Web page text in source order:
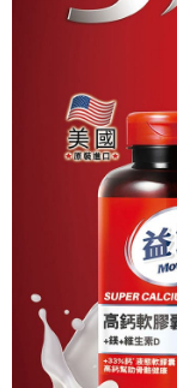
【注意事項】
１．透過由恩沛科技
易，需依本服務之必
２．關於個人資料處
https://aftee.tw/terms/
３．未成年的使用者
「AFTEE先享後付」
４．使用「AFTEE先
時審查核予不同之上
請求用戶進行身份認證
５．嚴禁一人註冊多
恩沛科技股份有限公